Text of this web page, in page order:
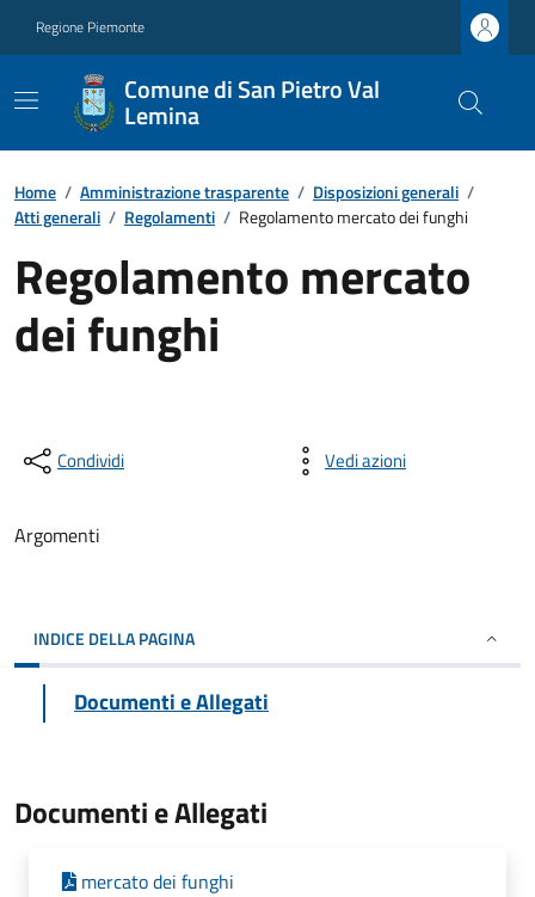
Regione Piemonte
Comune di San Pietro Val
Lemina
Home / Amministrazione trasparente / Disposizioni generali /
Atti generali / Regolamenti / Regolamento mercato dei funghi
Regolamento mercato
dei funghi
Condividi Vedi azioni
Argomenti
INDICE DELLA PAGINA
Documenti e Allegati
Documenti e Allegati
mercato dei funghi